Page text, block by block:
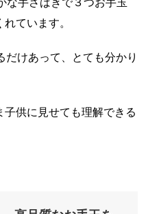
な手さばきで３つお手玉
ています。
だけあって、とても分かり
供に見せても理解できる